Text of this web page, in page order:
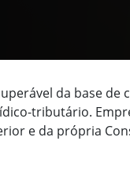
da base de
tributário.
e da própria